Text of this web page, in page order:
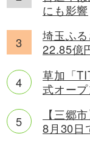
にも影響
埼玉ふ
22.85億
草加「
式オー
【三郷
8月30日